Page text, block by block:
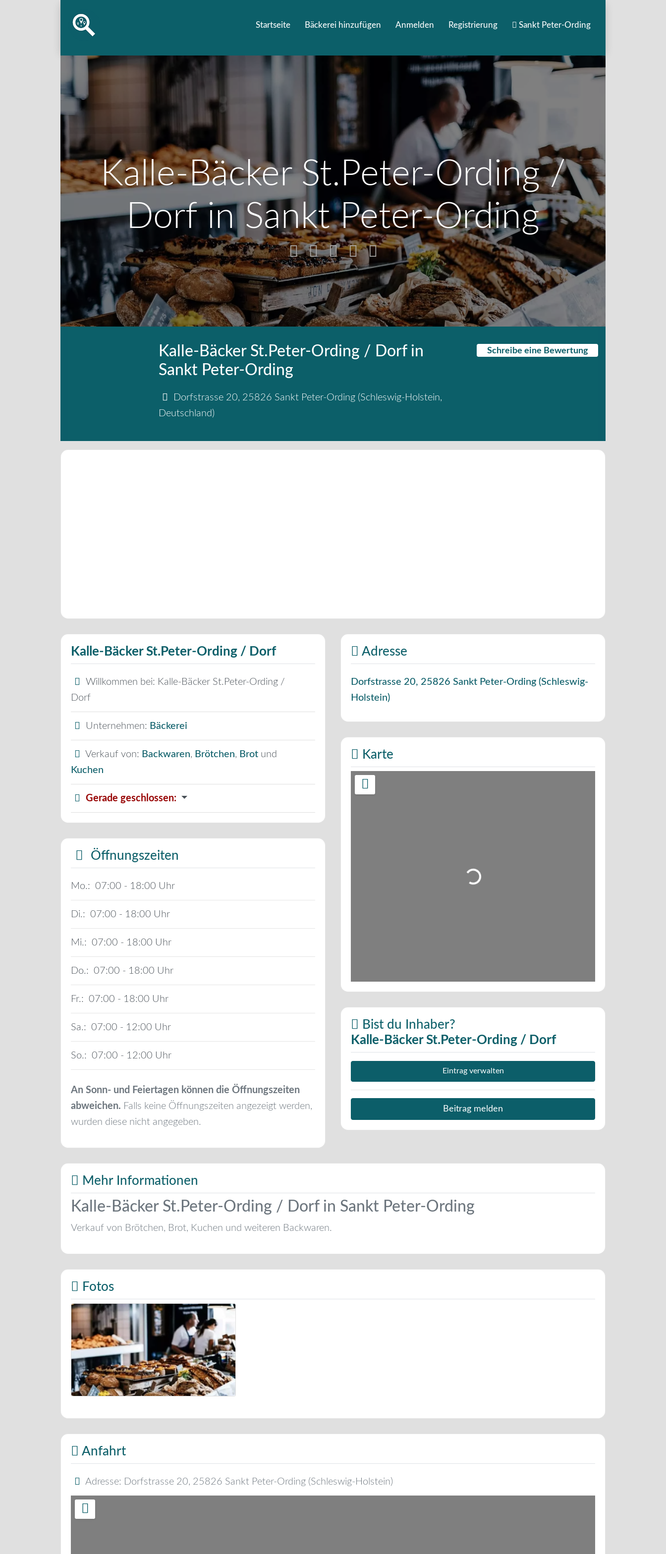
Startseite Bäckerei hinzufügen Anmelden Registrierung Sankt Peter-Ording
Kalle-Bäcker St.Peter-Ording /
Dorf in Sankt Peter-Ording
Kalle-Bäcker St.Peter-Ording / Dorf in
Sankt Peter-Ording
Dorfstrasse 20, 25826 Sankt Peter-Ording (Schleswig-Holstein,
Deutschland)
Schreibe eine Bewertung
Kalle-Bäcker St.Peter-Ording / Dorf
Willkommen bei: Kalle-Bäcker St.Peter-Ording /
Dorf
Unternehmen: Bäckerei
Verkauf von: Backwaren, Brötchen, Brot und
Kuchen
Gerade geschlossen:
Öffnungszeiten
Mo.: 07:00 - 18:00
Di.: 07:00 - 18:00
Mi.: 07:00 - 18:00
Do.: 07:00 - 18:00
Fr.: 07:00 - 18:00
Sa.: 07:00 - 12:00
So.: 07:00 - 12:00
An Sonn- und Feiertagen können die Öffnungszeiten
abweichen. Falls keine Öffnungszeiten angezeigt werden,
wurden diese nicht angegeben.
Adresse
Dorfstrasse 20, 25826 Sankt Peter-Ording (Schleswig-
Holstein)
Karte
Wird geladen …
Bist du Inhaber?
Kalle-Bäcker St.Peter-Ording / Dorf
Eintrag verwalten
Beitrag melden
Mehr Informationen
Kalle-Bäcker St.Peter-Ording / Dorf in Sankt Peter-Ording
Verkauf von Brötchen, Brot, Kuchen und weiteren Backwaren.
Fotos
Bäckerei Musterbild
Anfahrt
Adresse: Dorfstrasse 20, 25826 Sankt Peter-Ording (Schleswig-Holstein)